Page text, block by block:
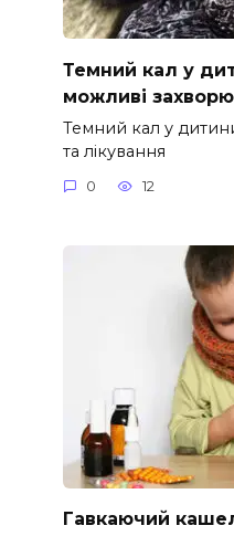
Темний кал у
можливі
Темний кал у
та лікування
0 12
Гавкаючий